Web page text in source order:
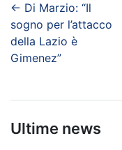
← Di Marzio: “Il
sogno per l’attacco
della Lazio è
Gimenez”
Ultime news